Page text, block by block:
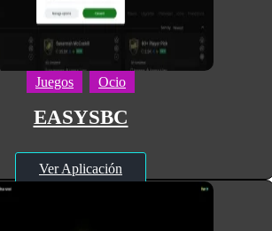
Juegos Ocio
EASYSBC
Ver Aplicación